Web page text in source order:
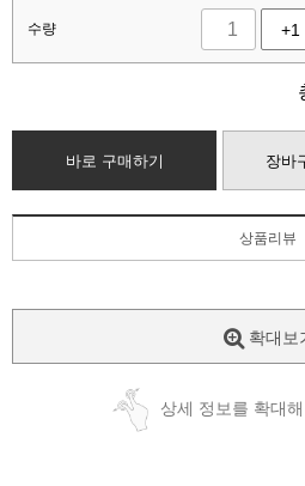
수량 +1
바로 구매하기 장바
상품리뷰
확대보
상세 정보를 확대